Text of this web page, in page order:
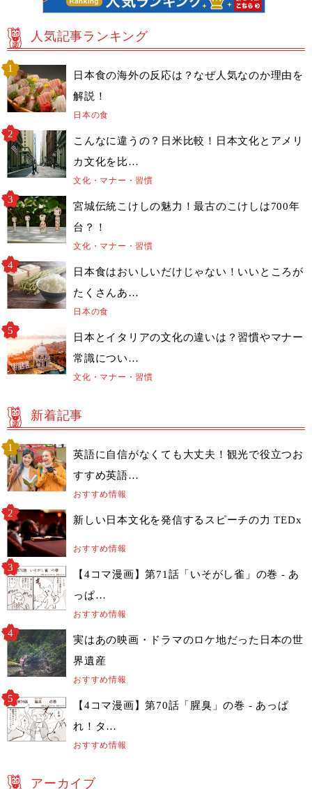
人気記事ランキング
日本食の海外の反応は？なぜ人気なのか理由を
解説！
日本の食
こんなに違うの？日米比較！日本文化とアメリ
カ文化を比…
文化・マナー・習慣
宮城伝統こけしの魅力！最古のこけしは700年
台？！
文化・マナー・習慣
日本食はおいしいだけじゃない！いいところが
たくさんあ…
日本の食
日本とイタリアの文化の違いは？習慣やマナー
常識につい…
文化・マナー・習慣
新着記事
英語に自信がなくても大丈夫！観光で役立つお
すすめ英語…
おすすめ情報
新しい日本文化を発信するスピーチの力 TEDx
おすすめ情報
【4コマ漫画】第71話「いそがし雀」の巻 - あ
っぱ…
おすすめ情報
実はあの映画・ドラマのロケ地だった日本の世
界遺産
おすすめ情報
【4コマ漫画】第70話「腥臭」の巻 - あっぱ
れ！タ…
おすすめ情報
アーカイブ